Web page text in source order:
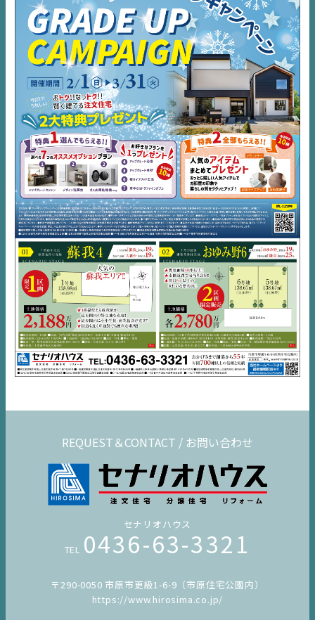
NEWS
EVENT
住宅情報誌ミッケル
市原エリア
千葉エリア
内房エリア
デジタルサイネージ
不動産一括査定
コラム
REQUEST＆CONTACT / お問い合わせ
セナリオハウス
TEL 0436-63-3321
〒290-0050 市原市更級1-6-9（市原住宅公園内）
https://www.hirosima.co.jp/